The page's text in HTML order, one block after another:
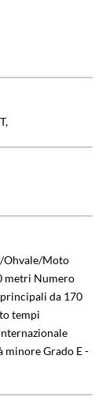
Ohvale/Moto
metri Numero
da 170
tempi
minore Grado E -